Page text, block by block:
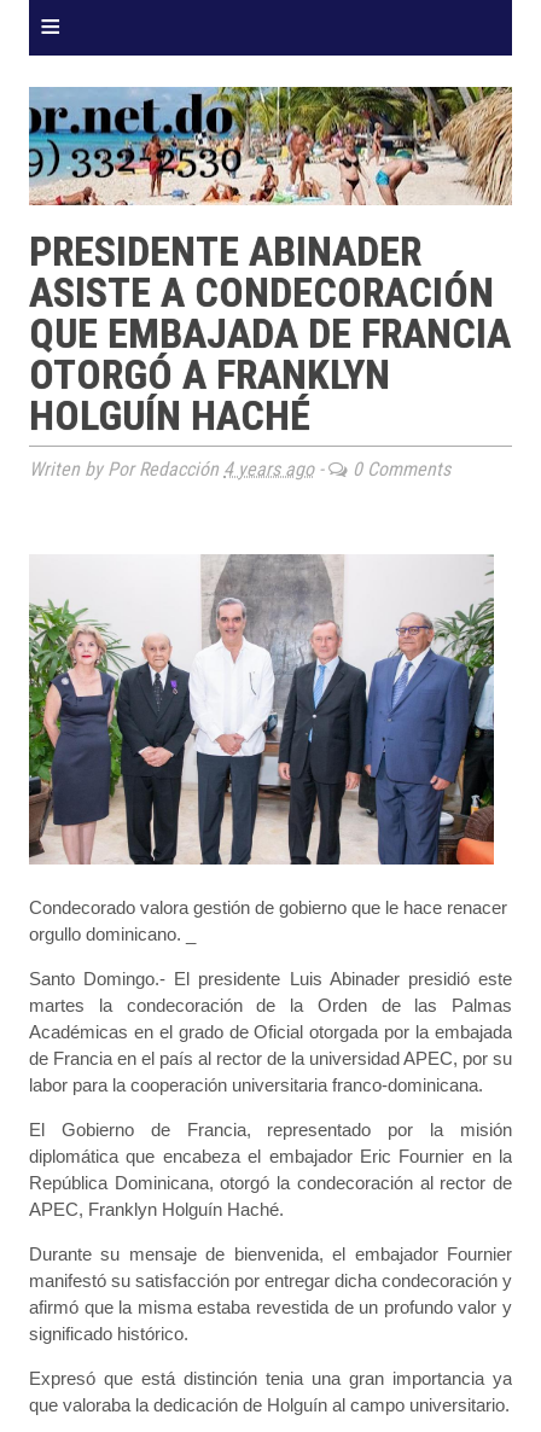
≡
PRESIDENTE ABINADER
ASISTE A CONDECORACIÓN
QUE EMBAJADA DE FRANCIA
OTORGÓ A FRANKLYN
HOLGUÍN HACHÉ
Writen by Por Redacción 4 years ago- 0 Comments
Condecorado valora gestión de gobierno que le hace renacer
orgullo dominicano. _
Santo Domingo.- El presidente Luis Abinader presidió este
martes la condecoración de la Orden de las Palmas
Académicas en el grado de Oficial otorgada por la embajada
de Francia en el país al rector de la universidad APEC, por su
labor para la cooperación universitaria franco-dominicana.
El Gobierno de Francia, representado por la misión
diplomática que encabeza el embajador Eric Fournier en la
República Dominicana, otorgó la condecoración al rector de
APEC, Franklyn Holguín Haché.
Durante su mensaje de bienvenida, el embajador Fournier
manifestó su satisfacción por entregar dicha condecoración y
afirmó que la misma estaba revestida de un profundo valor y
significado histórico.
Expresó que está distinción tenia una gran importancia ya
que valoraba la dedicación de Holguín al campo universitario.